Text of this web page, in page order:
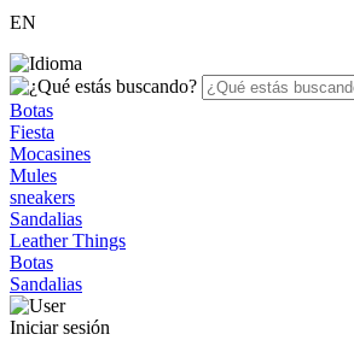
EN
Botas
Fiesta
Mocasines
Mules
sneakers
Sandalias
Leather Things
Botas
Sandalias
Iniciar sesión